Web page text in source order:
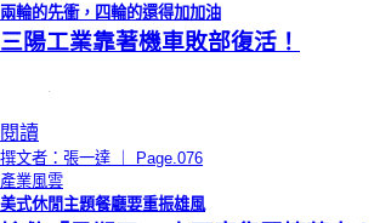
兩輪的先衝，四輪的還得加加油
三陽工業靠著機車敗部復活！
閱讀
撰文者：張一達 ｜ Page.076
產業風雲
美式休閒主題餐廳要重振雄風